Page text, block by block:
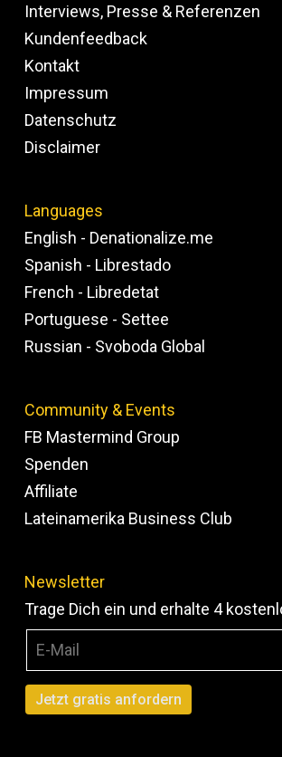
Interviews, Presse & Referenzen
Kundenfeedback
Kontakt
Impressum
Datenschutz
Disclaimer
Languages
English - Denationalize.me
Spanish - Librestado
French - Libredetat
Portuguese - Settee
Russian - Svoboda Global
Community & Events
FB Mastermind Group
Spenden
Affiliate
Lateinamerika Business Club
Newsletter
Trage Dich ein und erhalte 4